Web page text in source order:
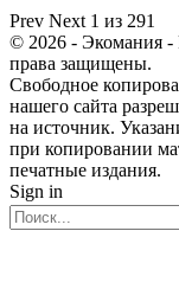
Prev Next 1 из 291
© 2026 - Экомания -
права защищены.
Свободное
нашего сайта
на источник.
при копировании
печатные издания.
Sign in